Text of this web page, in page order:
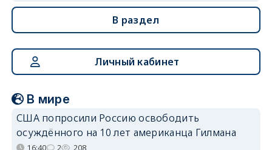
В раздел
Личный кабинет
В мире
США попросили Россию освободить
осуждённого на 10 лет американца Гилмана
16:40 2 208